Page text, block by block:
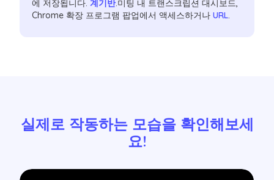
에 저장됩니다.계기반.미팅 내 트랜스크립션 대시보드,
Chrome 확장 프로그램 팝업에서 액세스하거나URL.
실제로 작동하는 모습을 확인해보세
요!